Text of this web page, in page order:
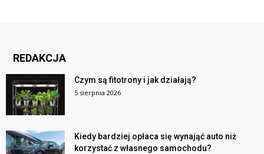
REDAKCJA
Czym są fitotrony i jak działają?
5 sierpnia 2026
Kiedy bardziej opłaca się wynająć auto niż
korzystać z własnego samochodu?